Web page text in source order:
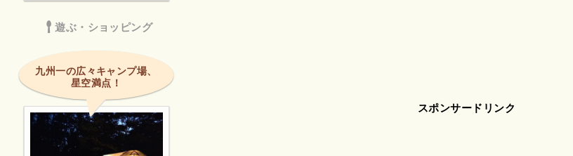
スポンサードリンク
遊ぶ・ショッピング
九州一の広々キャンプ場、
星空満点！